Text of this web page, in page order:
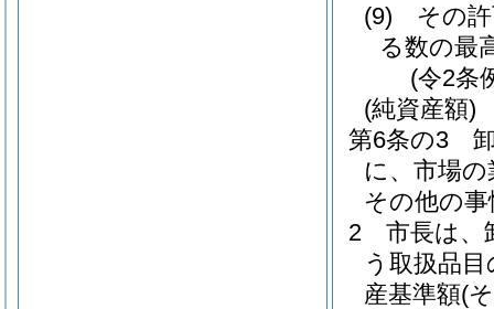
(9)
その
る数の最
(令2条
(純資産額)
第6条の3
に、市場
その他の
2
市長は、
う取扱品
産基準額(